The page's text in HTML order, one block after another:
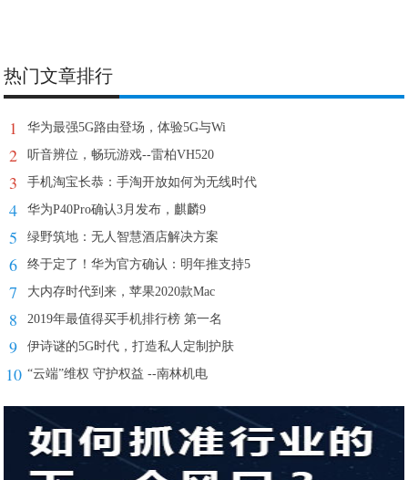
热门文章排行
1 华为最强5G路由登场，体验5G与Wi
2 听音辨位，畅玩游戏--雷柏VH520
3 手机淘宝长恭：手淘开放如何为无线时代
4 华为P40Pro确认3月发布，麒麟9
5 绿野筑地：无人智慧酒店解决方案
6 终于定了！华为官方确认：明年推支持5
7 大内存时代到来，苹果2020款Mac
8 2019年最值得买手机排行榜 第一名
9 伊诗谜的5G时代，打造私人定制护肤
10 “云端”维权 守护权益 --南林机电